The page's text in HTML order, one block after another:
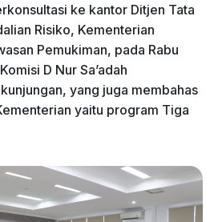
ke kantor Ditjen Tata
Risiko, Kementerian
Pemukiman, pada Rabu
D Nur Sa’adah
yang juga membahas
yaitu program Tiga